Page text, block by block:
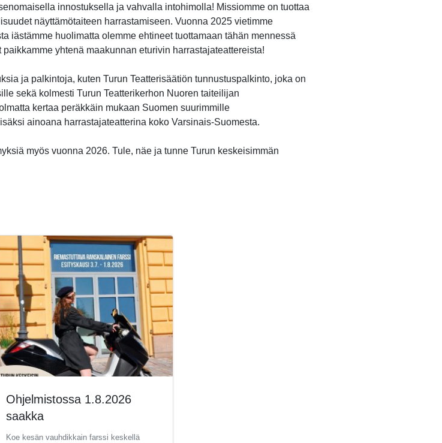
innostuksella ja vahvalla intohimolla! Missiomme on tuottaa
näyttämötaiteen harrastamiseen. Vuonna 2025 vietimme
iästämme huolimatta olemme ehtineet tuottamaan tähän mennessä
yhtenä maakunnan eturivin harrastajateattereista!
ja palkintoja, kuten Turun Teatterisäätiön tunnustuspalkinto, joka on
sekä kolmesti Turun Teatterikerhon Nuoren taiteilijan
kertaa peräkkäin mukaan Suomen suurimmille
ainoana harrastajateatterina koko Varsinais-Suomesta.
myös vuonna 2026. Tule, näe ja tunne Turun keskeisimmän
Ohjelmistossa 1.8.2026
saakka
Koe kesän vauhdikkain farssi keskellä